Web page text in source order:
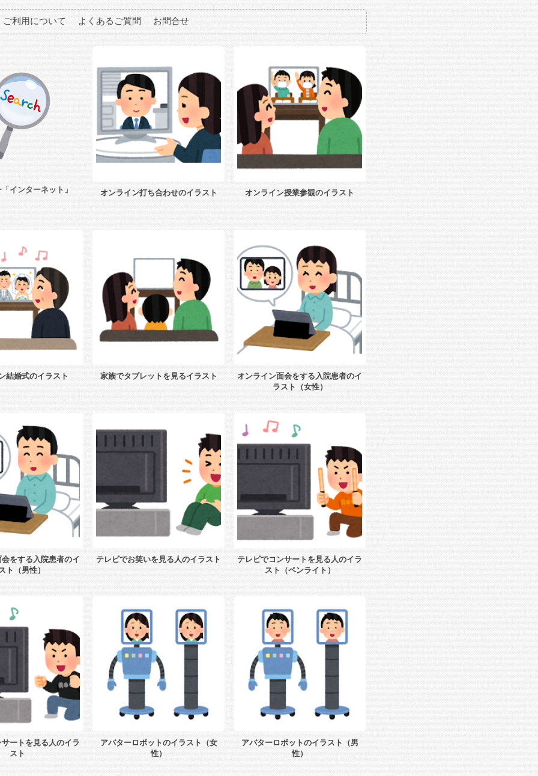
ご利用について よくあるご質問 お問合せ
インターネット」 オンライン打ち合わせのイラスト オンライン授業参観のイラスト
結婚式のイラスト 家族でタブレットを見るイラスト
オンライン面会をする入院患者のイ
ラスト（女性）
をする入院患者のイ
ト（男性）
テレビでお笑いを見る人のイラスト
テレビでコンサートを見る人のイラ
スト（ペンライト）
ートを見る人のイラ
スト
アバターロボットのイラスト（女
性）
アバターロボットのイラスト（男
性）